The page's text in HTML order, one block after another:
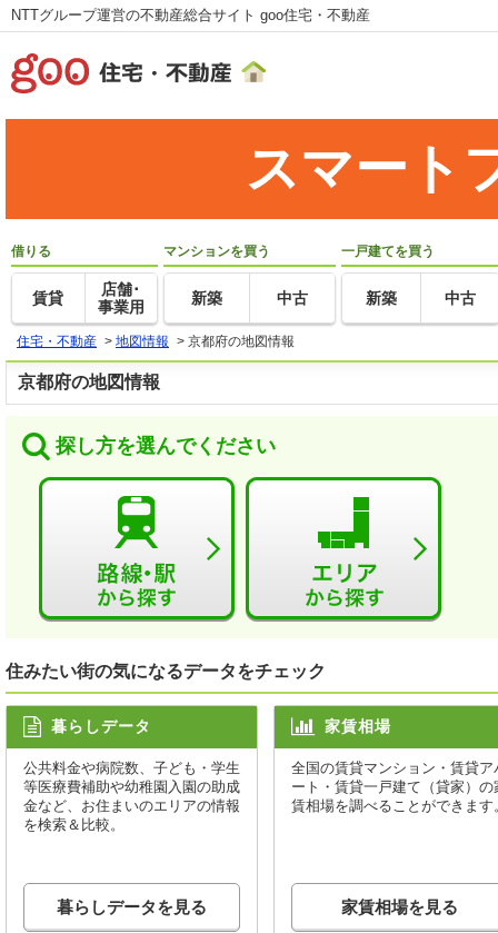
NTTグループ運営の不動産総合サイト goo住宅・不動産
スマート
借りる
賃貸
店舗･
事業用
マンションを買う
新築 中古
一戸建てを買う
新築 中古
住宅・不動産 > 地図情報 > 京都府の地図情報
京都府の地図情報
探し方を選んでください
住みたい街の気になるデータをチェック
暮らしデータ
公共料金や病院数、子ども・学生
等医療費補助や幼稚園入園の助成
金など、お住まいのエリアの情報
を検索＆比較。
暮らしデータを見る
家賃相場
全国の賃貸マンション・賃貸ア
ート・賃貸一戸建て（貸家）の
賃相場を調べることができます
家賃相場を見る